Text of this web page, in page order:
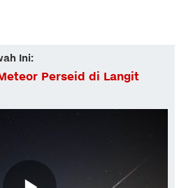
Ini:
Perseid di Langit